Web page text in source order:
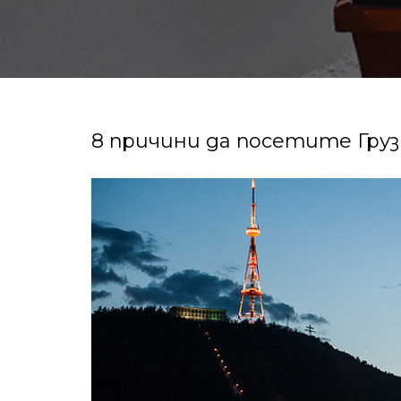
8 причини да посетите